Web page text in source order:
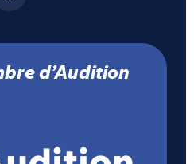
d’Audition